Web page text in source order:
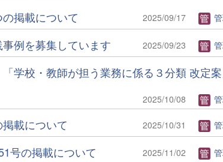
掲載について 2025/09/17 管
例を募集しています 2025/09/23 管
「学校・教師が担う業務に係る３分類 改定
2025/10/08 管
載について 2025/10/31 管
号の掲載について 2025/11/02 管